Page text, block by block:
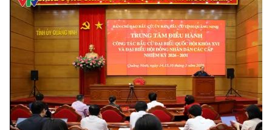
Khán giả
Giải sao mai
Sao
Du lịch
Làm đẹp
Chất lượng cuộc sống
Giáo dục
Tuyển sinh
Học trực tuyến
Công nghệ
Hitech Công nghệ tương lai
Sản phẩm
Thị trường
Giao lưu trực tuyến
Lịch phát sóng